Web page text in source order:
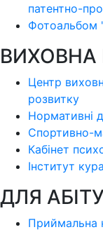
патентно-
Фотоальбом
ВИХОВНА
Центр
розвитку
Нормативні
Спортивно-
Кабінет
Інститут
ДЛЯ
Приймальна